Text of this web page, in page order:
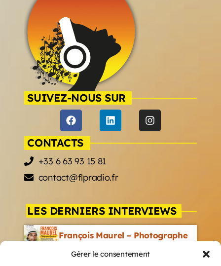
Gérer le consentement
SUIVEZ-NOUS SUR
CONTACTS
+33 6 63 93 15 81
contact@flpradio.fr
LES DERNIERS INTERVIEWS
François Maurel – Photographe